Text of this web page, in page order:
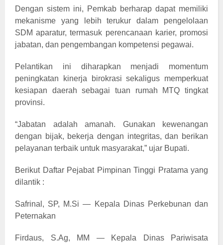
Dengan sistem ini, Pemkab berharap dapat memiliki
mekanisme yang lebih terukur dalam pengelolaan
SDM aparatur, termasuk perencanaan karier, promosi
jabatan, dan pengembangan kompetensi pegawai.
Pelantikan ini diharapkan menjadi momentum
peningkatan kinerja birokrasi sekaligus memperkuat
kesiapan daerah sebagai tuan rumah MTQ tingkat
provinsi.
“Jabatan adalah amanah. Gunakan kewenangan
dengan bijak, bekerja dengan integritas, dan berikan
pelayanan terbaik untuk masyarakat,” ujar Bupati.
Berikut Daftar Pejabat Pimpinan Tinggi Pratama yang
dilantik :
Safrinal, SP, M.Si — Kepala Dinas Perkebunan dan
Peternakan
Firdaus, S.Ag, MM — Kepala Dinas Pariwisata